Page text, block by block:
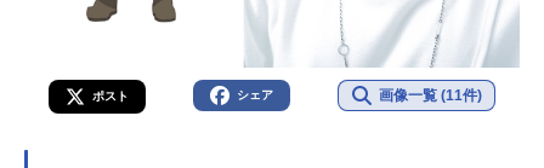
ポスト シェア 画像一覧 (11件)